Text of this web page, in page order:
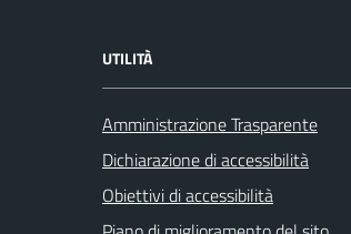
UTILITÀ
Amministrazione Trasparente
Dichiarazione di accessibilità
Obiettivi di accessibilità